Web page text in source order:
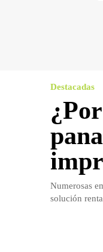
Destacadas
Numerosas
solución